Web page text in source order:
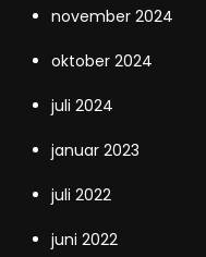
november 2024
oktober 2024
juli 2024
januar 2023
juli 2022
juni 2022